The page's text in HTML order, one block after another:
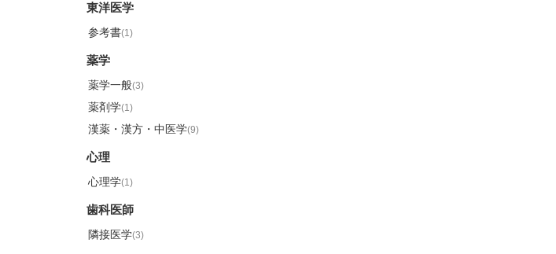
東洋医学
参考書(1)
薬学
薬学一般(3)
薬剤学(1)
漢薬・漢方・中医学(9)
心理
心理学(1)
歯科医師
隣接医学(3)